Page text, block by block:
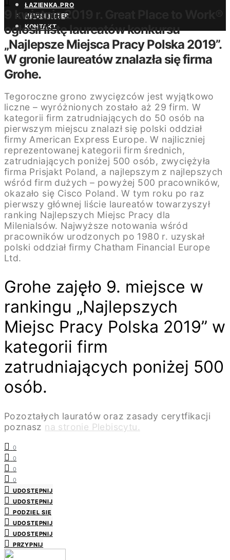
ŁAZIENKA.PRO
NEWSLETTER
KONTAKT
9 kwietnia 2019 r. Great Place to Work®
ogłosił listę laureatów konkursu
„Najlepsze Miejsca Pracy Polska 2019”.
W gronie laureatów znalazła się firma
Grohe.
Tegoroczne grono zwycięzców jest wyjątkowo
liczne – wyróżnionych zostało aż 29 firm. W
kategorii firm zatrudniających do 50 osób na
pierwszym miejscu znalazł się polski oddział
firmy American Express Europe. W najliczniej
reprezentowanej kategorii firm średnich,
zatrudniających poniżej 500 osób, zwyciężyła
firma Prisjakt Poland, a najlepszym z najlepszych
wśród firm dużych – powyżej 500 pracowników,
okazało się Cisco Poland. W tym roku po raz
pierwszy głównej liście laureatów towarzyszył
ranking Najlepszych Miejsc Pracy dla
Milenialsów. Najwyższe notowania wśród
pracowników urodzonych po 1980 r. uzyskał
polski oddział firmy Chatham Financial Europe
Ltd.
Grohe zajęło 9. miejsce w
rankingu „Najlepszych
Miejsc Pracy Polska 2019” w
kategorii firm
zatrudniających poniżej 500
osób.
Pozoztałych lauratów oraz zasady cerytfikacji
poznasz na stronie Plebiscytu.
0
0
0
0
UDOSTĘPNIJ
UDOSTĘPNIJ
PODZIEL SIĘ
UDOSTĘPNIJ
UDOSTĘPNIJ
PRZYPNIJ